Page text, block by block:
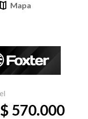
Mapa
570.000